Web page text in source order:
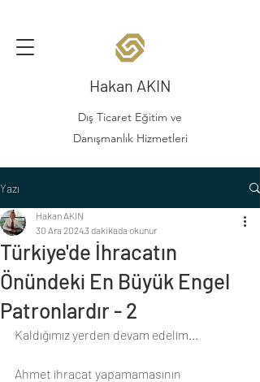
Hakan AKIN
Dış Ticaret Eğitim ve
Danışmanlık Hizmetleri
Yazı
Türkiye'de İhracatın
Önündeki En Büyük Engel
Patronlardır - 2
Hakan AKIN
30 Ara 20243 dakikada okunur
Kaldığımız yerden devam edelim...
Ahmet ihracat yapamamasının